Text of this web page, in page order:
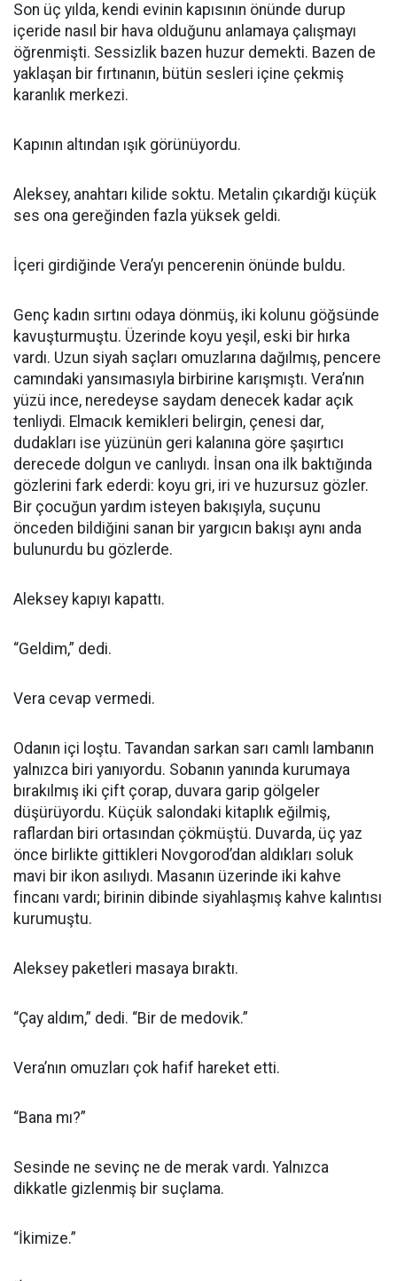
Son üç yılda, kendi evinin kapısının önünde durup
içeride nasıl bir hava olduğunu anlamaya çalışmayı
öğrenmişti. Sessizlik bazen huzur demekti. Bazen de
yaklaşan bir fırtınanın, bütün sesleri içine çekmiş
karanlık merkezi.
Kapının altından ışık görünüyordu.
Aleksey, anahtarı kilide soktu. Metalin çıkardığı küçük
ses ona gereğinden fazla yüksek geldi.
İçeri girdiğinde Vera’yı pencerenin önünde buldu.
Genç kadın sırtını odaya dönmüş, iki kolunu göğsünde
kavuşturmuştu. Üzerinde koyu yeşil, eski bir hırka
vardı. Uzun siyah saçları omuzlarına dağılmış, pencere
camındaki yansımasıyla birbirine karışmıştı. Vera’nın
yüzü ince, neredeyse saydam denecek kadar açık
tenliydi. Elmacık kemikleri belirgin, çenesi dar,
dudakları ise yüzünün geri kalanına göre şaşırtıcı
derecede dolgun ve canlıydı. İnsan ona ilk baktığında
gözlerini fark ederdi: koyu gri, iri ve huzursuz gözler.
Bir çocuğun yardım isteyen bakışıyla, suçunu
önceden bildiğini sanan bir yargıcın bakışı aynı anda
bulunurdu bu gözlerde.
Aleksey kapıyı kapattı.
“Geldim,” dedi.
Vera cevap vermedi.
Odanın içi loştu. Tavandan sarkan sarı camlı lambanın
yalnızca biri yanıyordu. Sobanın yanında kurumaya
bırakılmış iki çift çorap, duvara garip gölgeler
düşürüyordu. Küçük salondaki kitaplık eğilmiş,
raflardan biri ortasından çökmüştü. Duvarda, üç yaz
önce birlikte gittikleri Novgorod’dan aldıkları soluk
mavi bir ikon asılıydı. Masanın üzerinde iki kahve
fincanı vardı; birinin dibinde siyahlaşmış kahve kalıntısı
kurumuştu.
Aleksey paketleri masaya bıraktı.
“Çay aldım,” dedi. “Bir de medovik.”
Vera’nın omuzları çok hafif hareket etti.
“Bana mı?”
Sesinde ne sevinç ne de merak vardı. Yalnızca
dikkatle gizlenmiş bir suçlama.
“İkimize.”